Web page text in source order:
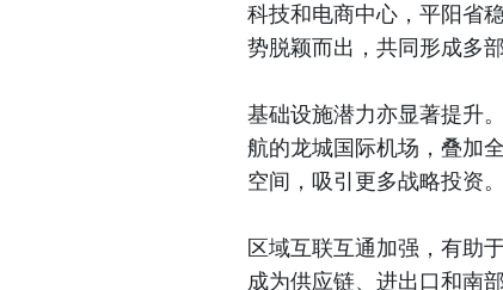
科技和电商中心，平阳省
势脱颖而出，共同形成多
基础设施潜力亦显著提升
航的龙城国际机场，叠加
空间，吸引更多战略投资。
区域互联互通加强，有助
成为供应链、进出口和南